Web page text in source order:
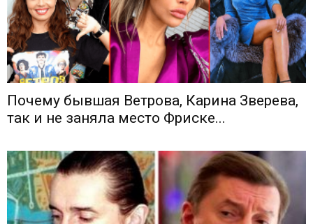
Почему бывшая Ветрова, Карина Зверева,
так и не заняла место Фриске...